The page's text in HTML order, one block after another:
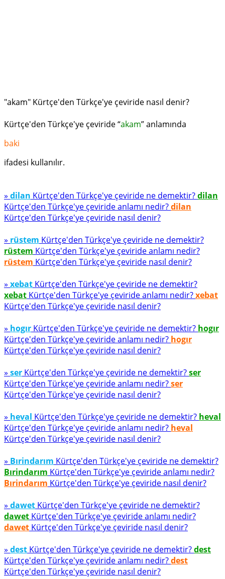
"akam" Kürtçe'den Türkçe'ye çeviride nasıl denir?
Kürtçe'den Türkçe'ye çeviride “akam” anlamında
baki
ifadesi kullanılır.
» dilan Kürtçe'den Türkçe'ye çeviride ne demektir?dilan
Kürtçe'den Türkçe'ye çeviride anlamı nedir?dilan
Kürtçe'den Türkçe'ye çeviride nasıl denir?
» rüstem Kürtçe'den Türkçe'ye çeviride ne demektir?
rüstem Kürtçe'den Türkçe'ye çeviride anlamı nedir?
rüstem Kürtçe'den Türkçe'ye çeviride nasıl denir?
» xebat Kürtçe'den Türkçe'ye çeviride ne demektir?
xebat Kürtçe'den Türkçe'ye çeviride anlamı nedir?xebat
Kürtçe'den Türkçe'ye çeviride nasıl denir?
» hogır Kürtçe'den Türkçe'ye çeviride ne demektir? hogır
Kürtçe'den Türkçe'ye çeviride anlamı nedir? hogır
Kürtçe'den Türkçe'ye çeviride nasıl denir?
» ser Kürtçe'den Türkçe'ye çeviride ne demektir?ser
Kürtçe'den Türkçe'ye çeviride anlamı nedir?ser
Kürtçe'den Türkçe'ye çeviride nasıl denir?
» heval Kürtçe'den Türkçe'ye çeviride ne demektir? heval
Kürtçe'den Türkçe'ye çeviride anlamı nedir? heval
Kürtçe'den Türkçe'ye çeviride nasıl denir?
» Bırindarım Kürtçe'den Türkçe'ye çeviride ne demektir?
Bırindarım Kürtçe'den Türkçe'ye çeviride anlamı nedir?
Bırindarım Kürtçe'den Türkçe'ye çeviride nasıl denir?
» dawet Kürtçe'den Türkçe'ye çeviride ne demektir?
dawet Kürtçe'den Türkçe'ye çeviride anlamı nedir?
dawet Kürtçe'den Türkçe'ye çeviride nasıl denir?
» dest Kürtçe'den Türkçe'ye çeviride ne demektir?dest
Kürtçe'den Türkçe'ye çeviride anlamı nedir?dest
Kürtçe'den Türkçe'ye çeviride nasıl denir?